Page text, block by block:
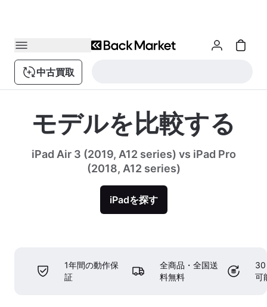
中古買取
モデルを比較する
iPad Air 3 (2019, A12 series) vs iPad Pro
(2018, A12 series)
iPadを探す
1年間の動作保
証
全商品・全国送
料無料
30
可